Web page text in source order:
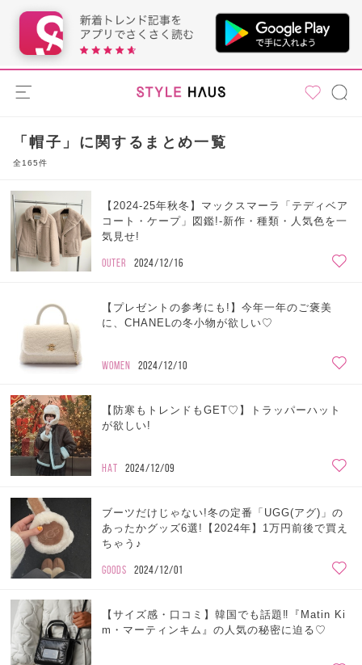
「帽子」に関するまとめ一覧
全165件
【2024-25年秋冬】マックスマーラ「テディベア
コート・ケープ」図鑑!-新作・種類・人気色を一
気見せ!
OUTER 2024/12/16
【プレゼントの参考にも!】今年一年のご褒美
に、CHANELの冬小物が欲しい♡
WOMEN 2024/12/10
【防寒もトレンドもGET♡】トラッパーハット
が欲しい!
HAT 2024/12/09
ブーツだけじゃない!冬の定番「UGG(アグ)」の
あったかグッズ6選!【2024年】1万円前後で買え
ちゃう♪
GOODS 2024/12/01
【サイズ感・口コミ】韓国でも話題‼『Matin Ki
m・マーティンキム』の人気の秘密に迫る♡